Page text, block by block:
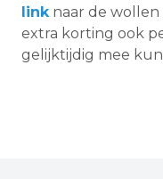
link naar de wollen
extra korting ook
gelijktijdig mee